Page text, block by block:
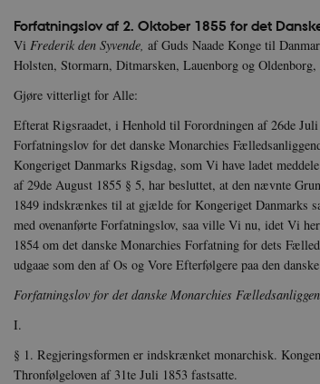
Forfatningslov af 2. Oktober 1855 for det
Vi Frederik den Syvende, af Guds Naade Konge til
Holsten, Stormarn, Ditmarsken, Lauenborg og Oldenborg,
Gjøre vitterligt for Alle:
Efterat Rigsraadet, i Hen­hold til Forordningen af 26de
Forfatningslov for det danske Monarchies
Kongeriget Danmarks Rigsdag, som Vi have ladet
af 29de August 1855 § 5, har besluttet, at den nævnte
1849 indskrænkes til at gjælde for Konge­riget Danmarks
med ovenanførte Forfatningslov, saa ville Vi nu, idet Vi
1854 om det dan­ske Monarchies Forfatning for dets
udgaae som den af Os og Vore Efter­følgere paa den
Forfatningslov for det danske Monarchies
I.
§ 1. Regjeringsformen er indskrænket monarchisk.
Thronfølgeloven af 31te Juli 1853 fastsatte.